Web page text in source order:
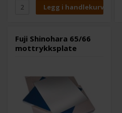
Fuji Shinohara 65/66
mottrykksplate